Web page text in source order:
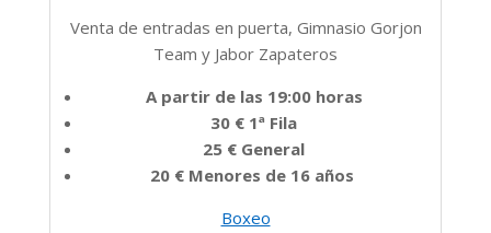
Venta de entradas en puerta, Gimnasio Gorjon
Team y Jabor Zapateros
A partir de las 19:00 horas
30 € 1ª Fila
25 € General
20 € Menores de 16 años
Boxeo